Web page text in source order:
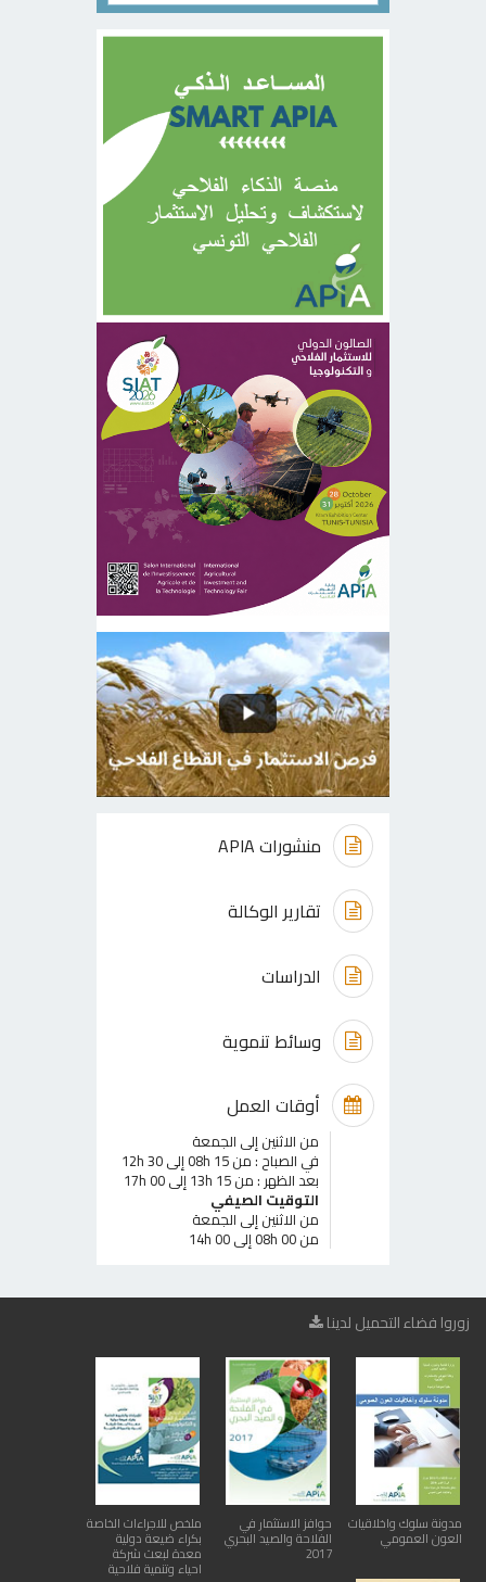
منشورات APIA
تقارير الوكالة
الدراسات
وسائط تنموية
أوقات العمل
من الاثنين إلى الجمعة
في الصباح : من 08h 15 إلى 12h 30
بعد الظهر : من 13h 15 إلى 17h 00
التوقيت الصيفي
من الاثنين إلى الجمعة
من 08h 00 إلى 14h 00
زوروا فضاء التحميل لدينا
مدونة سلوك واخلاقيات
العون العمومي
حوافز الاستثمار في
الفلاحة والصيد البحري
2017
ملخص للاجراءات الخاصة
بكراء ضيعة دولية
معدة لبعث شركة
احياء وتنمية فلاحية